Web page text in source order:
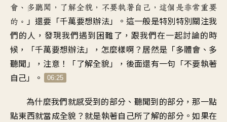
會、多聽聞 ， 了解全貌 ， 不要執著自己 ， 這個是非常重要
的 。 」還要「千萬要想辦法」。 這一般是特別特別關注我
們的人 ，發現我們遇到困難了 ， 跟我們在一起討論的時
候 ，「千萬要想辦法」， 怎麼樣啊？居然是「多體會、多
聽聞 」， 注意！「了解全貌 」， 後面還有一句「不要執著
自己」。 06:25
為什麼我們就感受到的部分 、 聽聞到的部分，那一點
點東西就當成全貌 ？就是執著自己所了解的部分 。如果在